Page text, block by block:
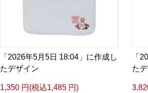
「2026年5月5日 18:04」に作成し
たデザイン
1,350 円(税込1,485 円)
「
た